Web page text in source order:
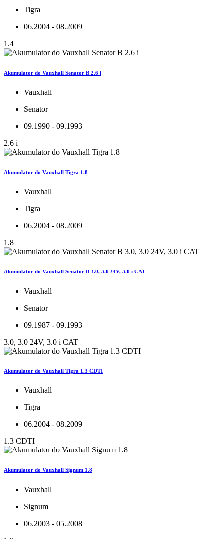
Tigra
06.2004 - 08.2009
1.4
Akumulator do Vauxhall Senator B 2.6 i
Vauxhall
Senator
09.1990 - 09.1993
2.6 i
Akumulator do Vauxhall Tigra 1.8
Vauxhall
Tigra
06.2004 - 08.2009
1.8
Akumulator do Vauxhall Senator B 3.0, 3.0 24V, 3.0 i CAT
Vauxhall
Senator
09.1987 - 09.1993
3.0, 3.0 24V, 3.0 i CAT
Akumulator do Vauxhall Tigra 1.3 CDTI
Vauxhall
Tigra
06.2004 - 08.2009
1.3 CDTI
Akumulator do Vauxhall Signum 1.8
Vauxhall
Signum
06.2003 - 05.2008